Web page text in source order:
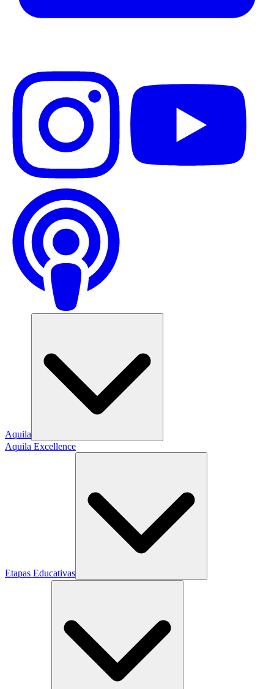
Aquila
Aquila Excellence
Etapas Educativas